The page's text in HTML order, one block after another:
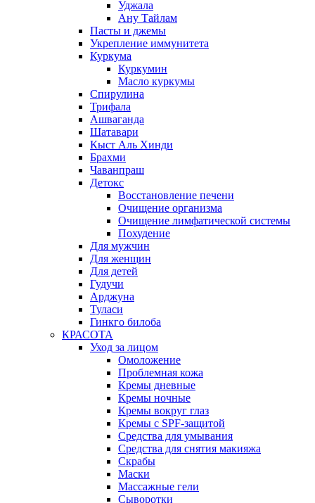
Уджала
Ану Тайлам
Пасты и джемы
Укрепление иммунитета
Куркума
Куркумин
Масло куркумы
Спирулина
Трифала
Ашваганда
Шатавари
Кыст Аль Хинди
Брахми
Чаванпраш
Детокс
Восстановление печени
Очищение организма
Очищение лимфатической системы
Похудение
Для мужчин
Для женщин
Для детей
Гудучи
Арджуна
Туласи
Гинкго билоба
КРАСОТА
Уход за лицом
Омоложение
Проблемная кожа
Кремы дневные
Кремы ночные
Кремы вокруг глаз
Кремы с SPF-защитой
Средства для умывания
Средства для снятия макияжа
Скрабы
Маски
Массажные гели
Сыворотки